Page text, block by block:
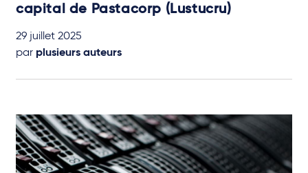
capital de Pastacorp (Lustucru)
29 juillet 2025
par plusieurs auteurs